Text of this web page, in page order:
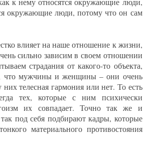
окружающие люди, потому что он сам
влияет на наше отношение к жизни,
сильно зависим в своем отношении
страдания от какого-то объекта,
что мужчины и женщины – они очень
телесная гармония или нет. То есть
тех, которые с ним психически
их совпадает. Точно так же и
под себя подбирают кадры, которые
материального противостояния